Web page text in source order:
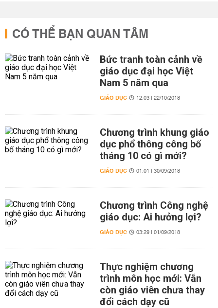
CÓ THỂ BẠN QUAN TÂM
Bức tranh toàn cảnh về
giáo dục đại học Việt
Nam 5 năm qua
GIÁO DỤC 12:03 | 22/10/2018
Chương trình khung giáo
dục phổ thông công bố
tháng 10 có gì mới?
GIÁO DỤC 01:01 | 30/09/2018
Chương trình Công nghệ
giáo dục: Ai hưởng lợi?
GIÁO DỤC 03:29 | 01/09/2018
Thực nghiệm chương
trình môn học mới: Vẫn
còn giáo viên chưa thay
đổi cách dạy cũ